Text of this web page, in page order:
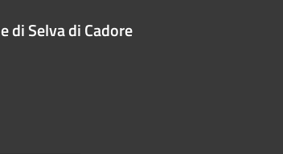
di Selva di Cadore